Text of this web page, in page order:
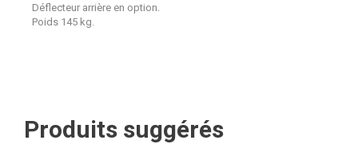
Déflecteur arrière en option.
Poids 145 kg.
Produits suggérés